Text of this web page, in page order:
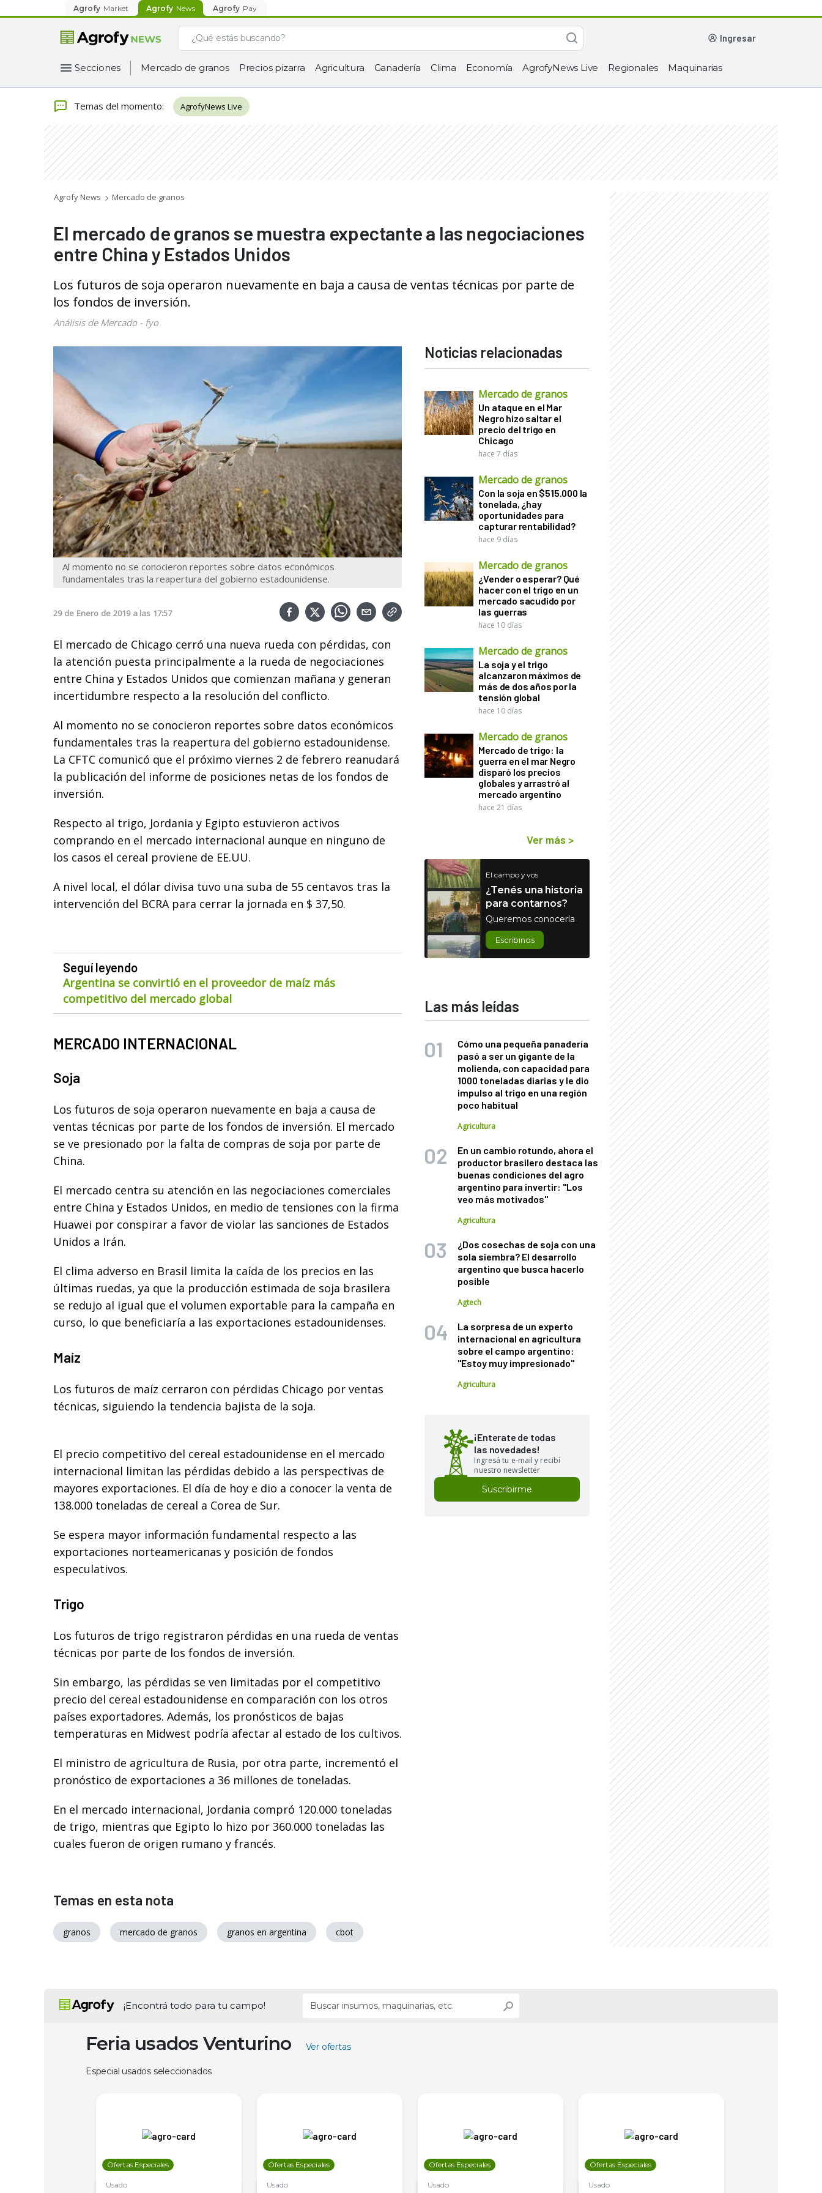
Agrofy Market Agrofy News Agrofy Pay
ingresar
Secciones Mercado de granos Precios pizarra Agricultura Ganadería Clima Economía AgrofyNews Live Regionales Maquinarias
Temas del momento: AgrofyNews Live
Agrofy News Mercado de granos
El mercado de granos se muestra expectante a las negociaciones
entre China y Estados Unidos
Los futuros de soja operaron nuevamente en baja a causa de ventas técnicas por parte de
los fondos de inversión.
Análisis de Mercado - fyo
Al momento no se conocieron reportes sobre datos económicos
fundamentales tras la reapertura del gobierno estadounidense.
29 de Enero de 2019 a las 17:57
El mercado de Chicago cerró una nueva rueda con pérdidas, con
la atención puesta principalmente a la rueda de negociaciones
entre China y Estados Unidos que comienzan mañana y generan
incertidumbre respecto a la resolución del conflicto.
Al momento no se conocieron reportes sobre datos económicos
fundamentales tras la reapertura del gobierno estadounidense.
La CFTC comunicó que el próximo viernes 2 de febrero reanudará
la publicación del informe de posiciones netas de los fondos de
inversión.
Respecto al trigo, Jordania y Egipto estuvieron activos
comprando en el mercado internacional aunque en ninguno de
los casos el cereal proviene de EE.UU.
A nivel local, el dólar divisa tuvo una suba de 55 centavos tras la
intervención del BCRA para cerrar la jornada en $ 37,50.
Seguí leyendo
Argentina se convirtió en el proveedor de maíz más
competitivo del mercado global
MERCADO INTERNACIONAL
Soja
Los futuros de soja operaron nuevamente en baja a causa de
ventas técnicas por parte de los fondos de inversión. El mercado
se ve presionado por la falta de compras de soja por parte de
China.
El mercado centra su atención en las negociaciones comerciales
entre China y Estados Unidos, en medio de tensiones con la firma
Huawei por conspirar a favor de violar las sanciones de Estados
Unidos a Irán.
El clima adverso en Brasil limita la caída de los precios en las
últimas ruedas, ya que la producción estimada de soja brasilera
se redujo al igual que el volumen exportable para la campaña en
curso, lo que beneficiaría a las exportaciones estadounidenses.
Maíz
Los futuros de maíz cerraron con pérdidas Chicago por ventas
técnicas, siguiendo la tendencia bajista de la soja.
El precio competitivo del cereal estadounidense en el mercado
internacional limitan las pérdidas debido a las perspectivas de
mayores exportaciones. El día de hoy e dio a conocer la venta de
138.000 toneladas de cereal a Corea de Sur.
Se espera mayor información fundamental respecto a las
exportaciones norteamericanas y posición de fondos
especulativos.
Trigo
Los futuros de trigo registraron pérdidas en una rueda de ventas
técnicas por parte de los fondos de inversión.
Sin embargo, las pérdidas se ven limitadas por el competitivo
precio del cereal estadounidense en comparación con los otros
países exportadores. Además, los pronósticos de bajas
temperaturas en Midwest podría afectar al estado de los cultivos.
El ministro de agricultura de Rusia, por otra parte, incrementó el
pronóstico de exportaciones a 36 millones de toneladas.
En el mercado internacional, Jordania compró 120.000 toneladas
de trigo, mientras que Egipto lo hizo por 360.000 toneladas las
cuales fueron de origen rumano y francés.
Noticias relacionadas
Mercado de granos
Un ataque en el Mar
Negro hizo saltar el
precio del trigo en
Chicago
hace 7 días
Mercado de granos
Con la soja en $515.000 la
tonelada, ¿hay
oportunidades para
capturar rentabilidad?
hace 9 días
Mercado de granos
¿Vender o esperar? Qué
hacer con el trigo en un
mercado sacudido por
las guerras
hace 10 días
Mercado de granos
La soja y el trigo
alcanzaron máximos de
más de dos años por la
tensión global
hace 10 días
Mercado de granos
Mercado de trigo: la
guerra en el mar Negro
disparó los precios
globales y arrastró al
mercado argentino
hace 21 días
Ver más >
El campo y vos
¿Tenés una historia
para contarnos?
Queremos conocerla
Escribinos
Las más leídas
Cómo una pequeña panadería
pasó a ser un gigante de la
molienda, con capacidad para
1000 toneladas diarias y le dio
impulso al trigo en una región
poco habitual
Agricultura
En un cambio rotundo, ahora el
productor brasilero destaca las
buenas condiciones del agro
argentino para invertir: "Los
veo más motivados"
Agricultura
¿Dos cosechas de soja con una
sola siembra? El desarrollo
argentino que busca hacerlo
posible
Agtech
La sorpresa de un experto
internacional en agricultura
sobre el campo argentino:
"Estoy muy impresionado"
Agricultura
¡Enterate de todas
las novedades!
Ingresá tu e-mail y recibí
nuestro newsletter
Suscribirme
Temas en esta nota
granos mercado de granos granos en argentina cbot
¡Encontrá todo para tu campo!
Feria usados Venturino Ver ofertas
Especial usados seleccionados
Ofertas Especiales
Usado
Ofertas Especiales
Usado
Ofertas Especiales
Usado
Ofertas Especiales
Usado